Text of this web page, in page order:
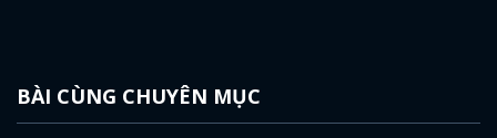
BÀI CÙNG CHUYÊN MỤC